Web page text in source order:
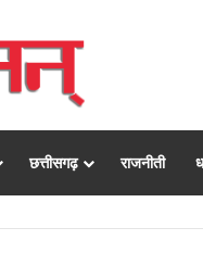
छत्तीसगढ़ राजनीती